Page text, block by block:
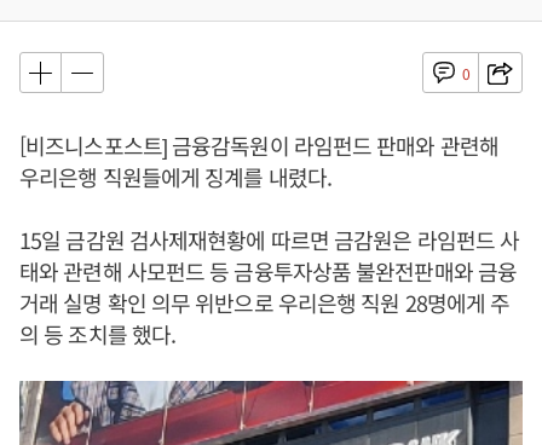
0
[비즈니스포스트] 금융감독원이 라임펀드 판매와 관련해
우리은행 직원들에게 징계를 내렸다.
15일 금감원 검사제재현황에 따르면 금감원은 라임펀드 사
태와 관련해 사모펀드 등 금융투자상품 불완전판매와 금융
거래 실명 확인 의무 위반으로 우리은행 직원 28명에게 주
의 등 조치를 했다.